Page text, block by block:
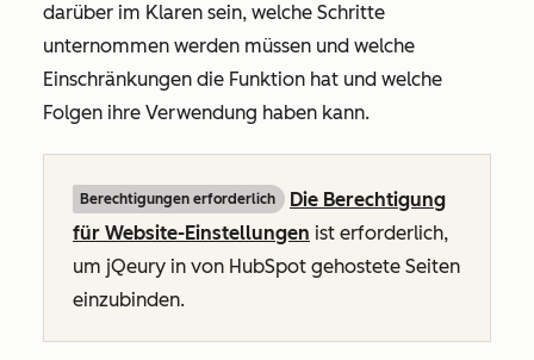
darüber im Klaren sein, welche Schritte
unternommen werden müssen und welche
Einschränkungen die Funktion hat und welche
Folgen ihre Verwendung haben kann.
Berechtigungen erforderlich
Die Berechtigung
für Website-Einstellungen ist erforderlich,
um jQeury in von HubSpot gehostete Seiten
einzubinden.